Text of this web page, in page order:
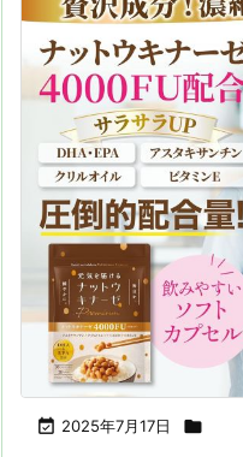
 2025年7月17日 